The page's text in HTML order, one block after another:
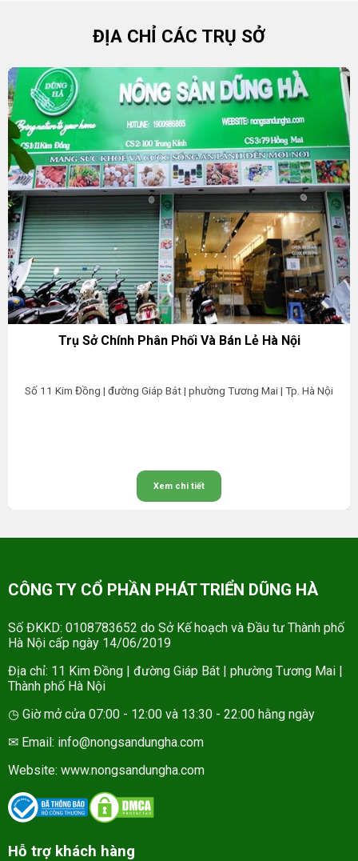
ĐỊA CHỈ CÁC TRỤ SỞ
Trụ Sở Chính Phân Phối Và Bán Lẻ Hà Nội
Số 11 Kim Đồng | đường Giáp Bát | phường Tương Mai | Tp. Hà Nội
Xem chi tiết
CÔNG TY CỔ PHẦN PHÁT TRIỂN DŨNG HÀ
Số ĐKKD: 0108783652 do Sở Kế hoạch và Đầu tư Thành phố
Hà Nội cấp ngày 14/06/2019
Địa chỉ: 11 Kim Đồng | đường Giáp Bát | phường Tương Mai |
Thành phố Hà Nội
◷ Giờ mở cửa 07:00 - 12:00 và 13:30 - 22:00 hằng ngày
✉ Email: info@nongsandungha.com
Website: www.nongsandungha.com
Hỗ trợ khách hàng